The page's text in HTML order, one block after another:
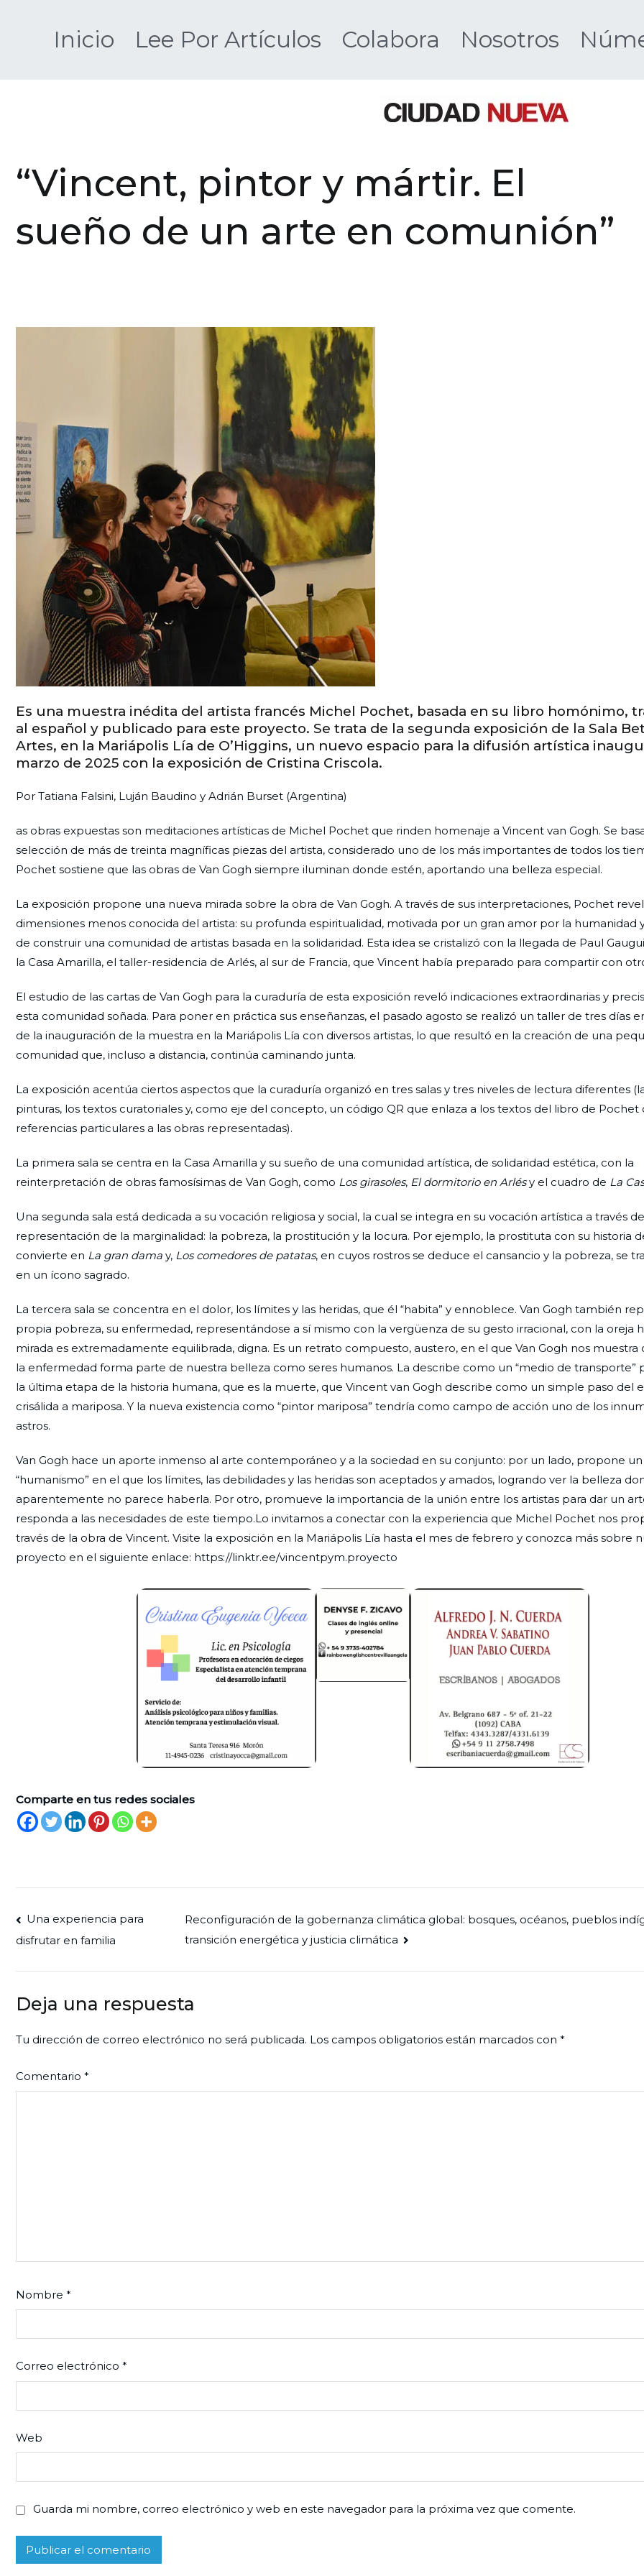
Inicio Lee Por Artículos Colabora Nosotros
“Vincent, pintor y mártir. El
sueño de un arte en comunión”
Es una muestra inédita del artista francés Michel Pochet, basada en su libro homónimo,
al español y publicado para este proyecto. Se trata de la segunda exposición de la Sala
Artes, en la Mariápolis Lía de O’Higgins, un nuevo espacio para la difusión artística
marzo de 2025 con la exposición de Cristina Criscola.
Por Tatiana Falsini, Luján Baudino y Adrián Burset (Argentina)
as obras expuestas son meditaciones artísticas de Michel Pochet que rinden homenaje a Vincent van Gogh. Se
selección de más de treinta magníficas piezas del artista, considerado uno de los más importantes de todos los
Pochet sostiene que las obras de Van Gogh siempre iluminan donde estén, aportando una belleza especial.
La exposición propone una nueva mirada sobre la obra de Van Gogh. A través de sus interpretaciones, Pochet
dimensiones menos conocida del artista: su profunda espiritualidad, motivada por un gran amor por la humanidad
de construir una comunidad de artistas basada en la solidaridad. Esta idea se cristalizó con la llegada de Paul
la Casa Amarilla, el taller-residencia de Arlés, al sur de Francia, que Vincent había preparado para compartir con
El estudio de las cartas de Van Gogh para la curaduría de esta exposición reveló indicaciones extraordinarias y
esta comunidad soñada. Para poner en práctica sus enseñanzas, el pasado agosto se realizó un taller de tres días
de la inauguración de la muestra en la Mariápolis Lía con diversos artistas, lo que resultó en la creación de una
comunidad que, incluso a distancia, continúa caminando junta.
La exposición acentúa ciertos aspectos que la curaduría organizó en tres salas y tres niveles de lectura diferentes
pinturas, los textos curatoriales y, como eje del concepto, un código QR que enlaza a los textos del libro de Pochet
referencias particulares a las obras representadas).
La primera sala se centra en la Casa Amarilla y su sueño de una comunidad artística, de solidaridad estética, con la
reinterpretación de obras famosísimas de Van Gogh, como Los girasoles, El dormitorio en Arlésy el cuadro de La
Una segunda sala está dedicada a su vocación religiosa y social, la cual se integra en su vocación artística a través
representación de la marginalidad: la pobreza, la prostitución y la locura. Por ejemplo, la prostituta con su historia
convierte en La gran dama y, Los comedores de patatas, en cuyos rostros se deduce el cansancio y la pobreza, se
en un ícono sagrado.
La tercera sala se concentra en el dolor, los límites y las heridas, que él “habita” y ennoblece. Van Gogh también
propia pobreza, su enfermedad, representándose a sí mismo con la vergüenza de su gesto irracional, con la oreja
mirada es extremadamente equilibrada, digna. Es un retrato compuesto, austero, en el que Van Gogh nos muestra
la enfermedad forma parte de nuestra belleza como seres humanos. La describe como un “medio de transporte”
la última etapa de la historia humana, que es la muerte, que Vincent van Gogh describe como un simple paso del
crisálida a mariposa. Y la nueva existencia como “pintor mariposa” tendría como campo de acción uno de los
astros.
Van Gogh hace un aporte inmenso al arte contemporáneo y a la sociedad en su conjunto: por un lado, propone
“humanismo” en el que los límites, las debilidades y las heridas son aceptados y amados, logrando ver la belleza
aparentemente no parece haberla. Por otro, promueve la importancia de la unión entre los artistas para dar un
responda a las necesidades de este tiempo.Lo invitamos a conectar con la experiencia que Michel Pochet nos
través de la obra de Vincent. Visite la exposición en la Mariápolis Lía hasta el mes de febrero y conozca más sobre
proyecto en el siguiente enlace: https://linktr.ee/vincentpym.proyecto
Comparte en tus redes sociales
Navegación
de
Una experiencia para
disfrutar en familia
Reconfiguración de la gobernanza climática global: bosques, océanos, pueblos
transición energética y justicia climática
Deja una respuesta
Tu dirección de correo electrónico no será publicada. Los campos obligatorios están marcados con *
Comentario *
Nombre *
Correo electrónico *
Web
Guarda mi nombre, correo electrónico y web en este navegador para la próxima vez que comente.